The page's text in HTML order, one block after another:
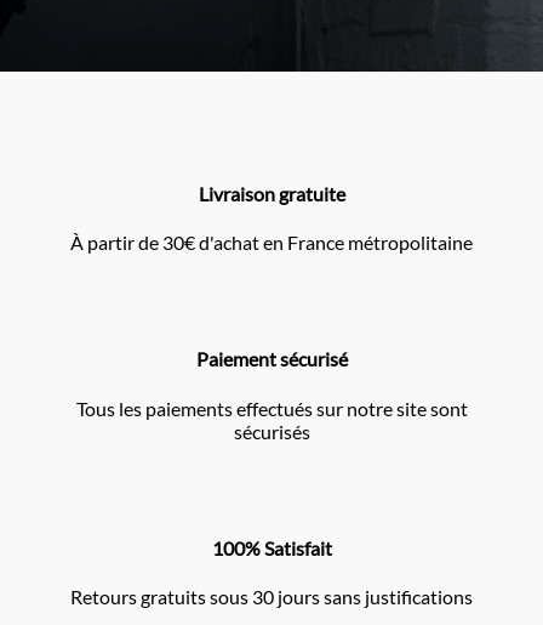
Livraison gratuite
À partir de 30€ d'achat en France métropolitaine
Paiement sécurisé
Tous les paiements effectués sur notre site sont
sécurisés
100% Satisfait
Retours gratuits sous 30 jours sans justifications